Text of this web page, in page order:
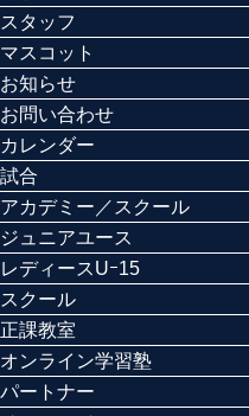
スタッフ
マスコット
お知らせ
お問い合わせ
カレンダー
試合
アカデミー／スクール
ジュニアユース
レディースUｰ15
スクール
正課教室
オンライン学習塾
パートナー